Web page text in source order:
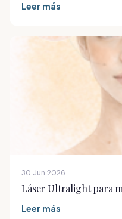
Leer más
30 Jun 2026
Láser Ultralight para
Leer más